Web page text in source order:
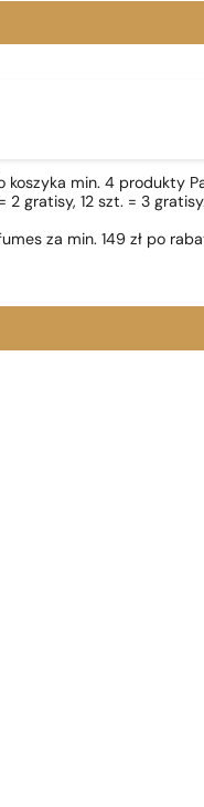
koszyka min. 4 produkty
2 gratisy, 12 szt. = 3
za min. 149 zł po